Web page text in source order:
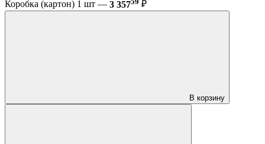
Коробка (картон) 1 шт — 3 357 ₽
В корзину